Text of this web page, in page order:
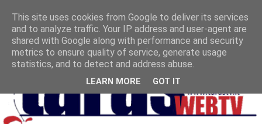
This site uses cookies from Google to deliver its services
and to analyze traffic. Your IP address and user-agent are
shared with Google along with performance and security
metrics to ensure quality of service, generate usage
statistics, and to detect and address abuse.
LEARN MORE GOT IT